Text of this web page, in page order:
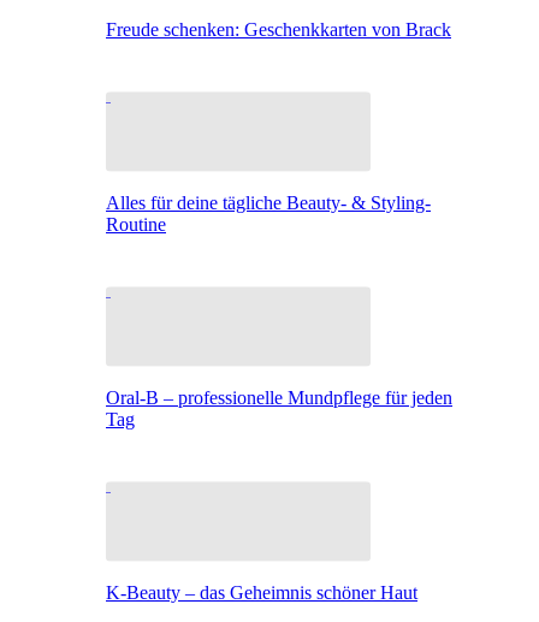
Freude schenken: Geschenkkarten von Brack
Alles für deine tägliche Beauty- & Styling-
Routine
Oral-B – professionelle Mundpflege für jeden
Tag
K-Beauty – das Geheimnis schöner Haut